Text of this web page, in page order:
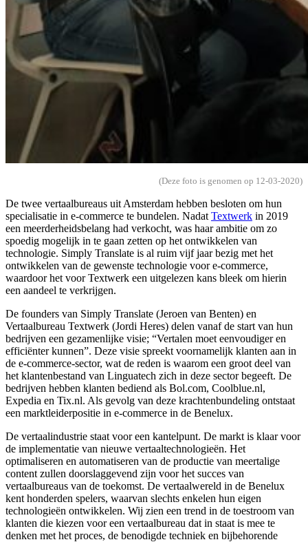
(Deze foto is genomen op 12-03-2020)
De twee vertaalbureaus uit Amsterdam hebben besloten om hun
specialisatie in e-commerce te bundelen. Nadat Textwerk in 2019
een meerderheidsbelang had verkocht, was haar ambitie om zo
spoedig mogelijk in te gaan zetten op het ontwikkelen van
technologie. Simply Translate is al ruim vijf jaar bezig met het
ontwikkelen van de gewenste technologie voor e-commerce,
waardoor het voor Textwerk een uitgelezen kans bleek om hierin
een aandeel te verkrijgen.
De founders van Simply Translate (Jeroen van Benten) en
Vertaalbureau Textwerk (Jordi Heres) delen vanaf de start van hun
bedrijven een gezamenlijke visie; “Vertalen moet eenvoudiger en
efficiënter kunnen”. Deze visie spreekt voornamelijk klanten aan in
de e-commerce-sector, wat de reden is waarom een groot deel van
het klantenbestand van Linguatech zich in deze sector begeeft. De
bedrijven hebben klanten bediend als Bol.com, Coolblue.nl,
Expedia en Tix.nl. Als gevolg van deze krachtenbundeling ontstaat
een marktleiderpositie in e-commerce in de Benelux.
De vertaalindustrie staat voor een kantelpunt. De markt is klaar voor
de implementatie van nieuwe vertaaltechnologieën. Het
optimaliseren en automatiseren van de productie van meertalige
content zullen doorslaggevend zijn voor het succes van
vertaalbureaus van de toekomst. De vertaalwereld in de Benelux
kent honderden spelers, waarvan slechts enkelen hun eigen
technologieën ontwikkelen. Wij zien een trend in de toestroom van
klanten die kiezen voor een vertaalbureau dat in staat is mee te
denken met het proces, de benodigde techniek en bijbehorende